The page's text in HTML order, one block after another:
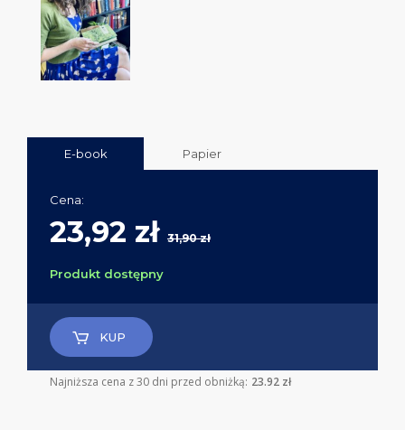
E-book Papier
Cena:
23,92 zł 31,90 zł
Produkt dostępny
KUP
Najniższa cena z 30 dni przed obniżką: 23.92 zł